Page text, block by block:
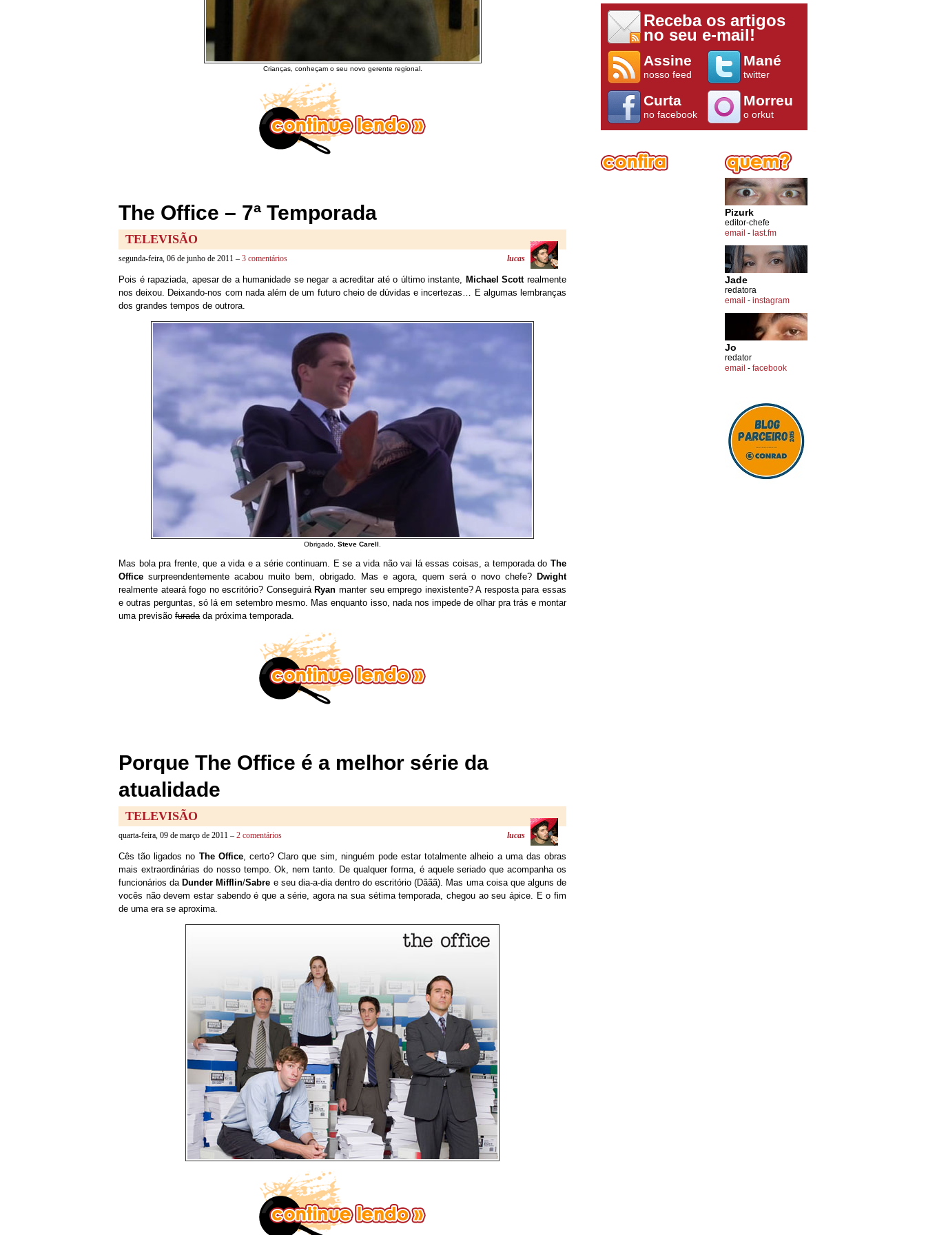
Crianças, conheçam o seu novo gerente regional.
The Office – 7ª Temporada
TELEVISÃO
segunda-feira, 06 de junho de 2011 – 3 comentários lucas
Pois é rapaziada, apesar de a humanidade se negar a acreditar até o último instante, Michael Scottrealmente
nos deixou. Deixando-nos com nada além de um futuro cheio de dúvidas e incertezas… E algumas lembranças
dos grandes tempos de outrora.
Obrigado, Steve Carell
Mas bola pra frente, que a vida e a série continuam. E se a vida não vai lá essas coisas, a temporada do The
Office surpreendentemente acabou muito bem, obrigado. Mas e agora, quem será o novo chefe? Dwight
realmente ateará fogo no escritório? Conseguirá Ryan manter seu emprego inexistente? A resposta para essas
e outras perguntas, só lá em setembro mesmo. Mas enquanto isso, nada nos impede de olhar pra trás e montar
uma previsão furadada próxima temporada.
Porque The Office é a melhor série da
atualidade
TELEVISÃO
quarta-feira, 09 de março de 2011 – 2 comentários lucas
Cês tão ligados no The Office, certo? Claro que sim, ninguém pode estar totalmente alheio a uma das obras
mais extraordinárias do nosso tempo. Ok, nem tanto. De qualquer forma, é aquele seriado que acompanha os
funcionários da Dunder Mifflin/Sabre e seu dia-a-dia dentro do escritório (Dããã). Mas uma coisa que alguns de
vocês não devem estar sabendo é que a série, agora na sua sétima temporada, chegou ao seu ápice. E o fim
de uma era se aproxima.
Receba os artigos
no seu e-mail!
Assine
nosso feed
Mané
twitter
Curta
no facebook
Morreu
o orkut
Pizurk
editor-chefe
email - last.fm
Jade
redatora
email - instagram
Jo
redator
email - facebook